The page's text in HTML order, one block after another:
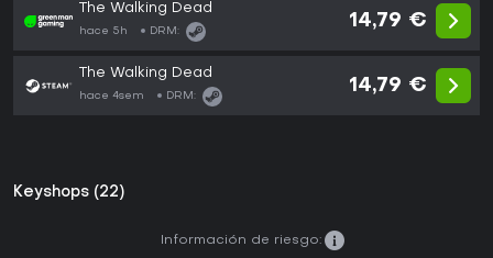
The Walking Dead
hace 5h DRM:
14,79 €
The Walking Dead
hace 4sem DRM:
14,79 €
Keyshops (22)
Información de riesgo: